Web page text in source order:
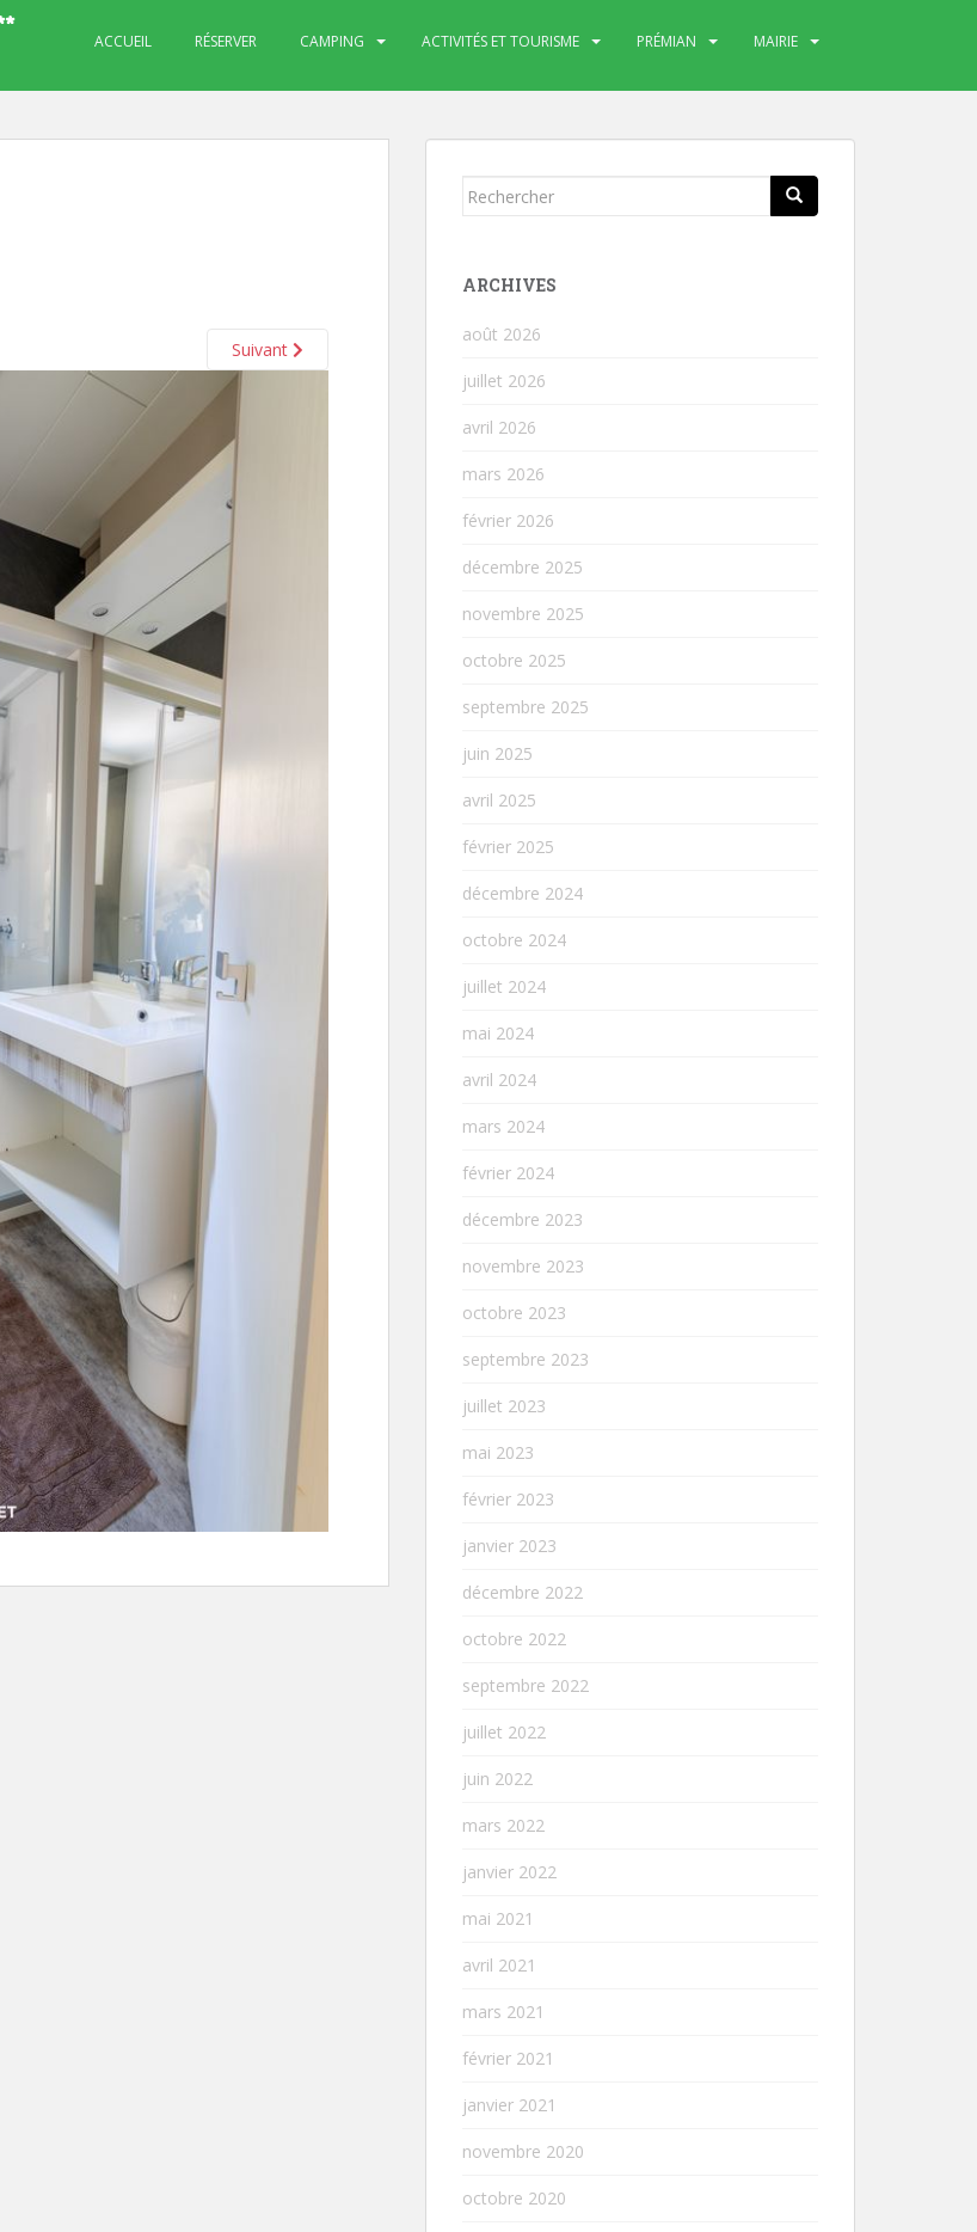
ACCUEIL RÉSERVER CAMPING ACTIVITÉS ET TOURISME PRÉMIAN MAIRIE
Suivant
Rechercher...
ARCHIVES
août 2026
juillet 2026
avril 2026
mars 2026
février 2026
décembre 2025
novembre 2025
octobre 2025
septembre 2025
juin 2025
avril 2025
février 2025
décembre 2024
octobre 2024
juillet 2024
mai 2024
avril 2024
mars 2024
février 2024
décembre 2023
novembre 2023
octobre 2023
septembre 2023
juillet 2023
mai 2023
février 2023
janvier 2023
décembre 2022
octobre 2022
septembre 2022
juillet 2022
juin 2022
mars 2022
janvier 2022
mai 2021
avril 2021
mars 2021
février 2021
janvier 2021
novembre 2020
octobre 2020